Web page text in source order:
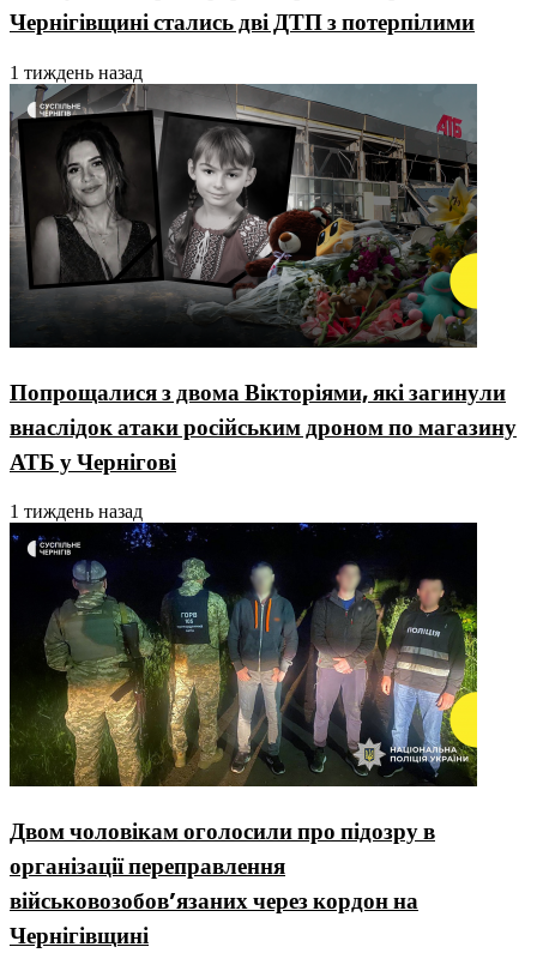
Чернігівщині стались дві ДТП з потерпілими
1 тиждень назад
Попрощалися з двома Вікторіями, які загинули
внаслідок атаки російським дроном по магазину
АТБ у Чернігові
1 тиждень назад
Двом чоловікам оголосили про підозру в
організації переправлення
військовозобовʼязаних через кордон на
Чернігівщині